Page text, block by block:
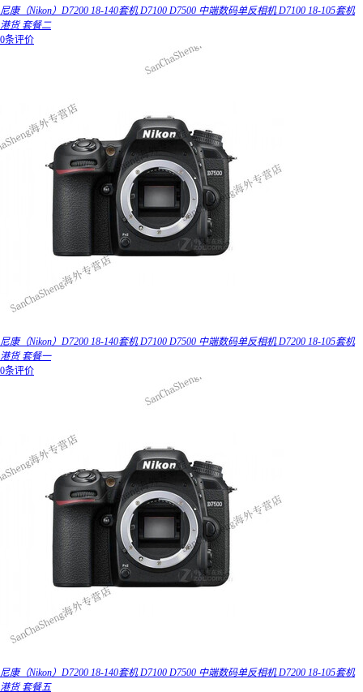
尼康（Nikon）D7200 18-140套机 D7100 D7500 中端数码单反相机 D7100 18-105套机
港货 套餐二
0条评价
尼康（Nikon）D7200 18-140套机 D7100 D7500 中端数码单反相机 D7200 18-105套机
港货 套餐一
0条评价
尼康（Nikon）D7200 18-140套机 D7100 D7500 中端数码单反相机 D7200 18-105套机
港货 套餐五